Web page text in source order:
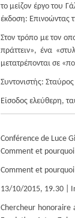
το μείζον έργο του
έκδοση: Επινοώντας
Στον τρόπο με τον
πράττειν», ένα
μετατρέπονται σε
Συντονιστής:
Είσοδος ελεύθερη,
Conférence de Luce
Comment et
Comment et
13/10/2015, 19.30 |
Chercheur honoraire